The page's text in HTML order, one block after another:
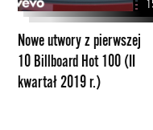
10
Hot
100
(II
Nowe utwory z pierwszej
10 Billboard Hot 100 (II
kwartał 2019 r.)